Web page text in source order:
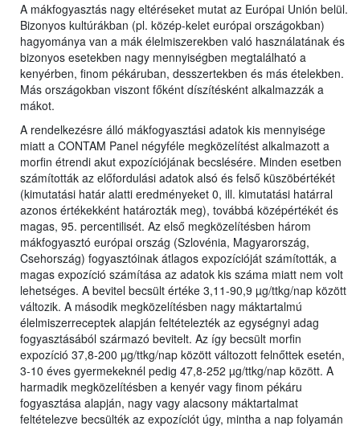
A mákfogyasztás nagy eltéréseket mutat az Európai Unión belül.
Bizonyos kultúrákban (pl. közép-kelet európai országokban)
hagyománya van a mák élelmiszerekben való használatának és
bizonyos esetekben nagy mennyiségben megtalálható a
kenyérben, finom pékáruban, desszertekben és más ételekben.
Más országokban viszont főként díszítésként alkalmazzák a
mákot.
A rendelkezésre álló mákfogyasztási adatok kis mennyisége
miatt a CONTAM Panel négyféle megközelítést alkalmazott a
morfin étrendi akut expozíciójának becslésére. Minden esetben
számították az előfordulási adatok alsó és felső küszöbértékét
(kimutatási határ alatti eredményeket 0, ill. kimutatási határral
azonos értékekként határozták meg), továbbá középértékét és
magas, 95. percentilisét. Az első megközelítésben három
mákfogyasztó európai ország (Szlovénia, Magyarország,
Csehország) fogyasztóinak átlagos expozícióját számították, a
magas expozíció számítása az adatok kis száma miatt nem volt
lehetséges. A bevitel becsült értéke 3,11-90,9 µg/ttkg/nap között
változik. A második megközelítésben nagy máktartalmú
élelmiszerreceptek alapján feltételezték az egységnyi adag
fogyasztásából származó bevitelt. Az így becsült morfin
expozíció 37,8-200 µg/ttkg/nap között változott felnőttek esetén,
3-10 éves gyermekeknél pedig 47,8-252 µg/ttkg/nap között. A
harmadik megközelítésben a kenyér vagy finom pékáru
fogyasztása alapján, nagy vagy alacsony máktartalmat
feltételezve becsülték az expozíciót úgy, mintha a nap folyamán